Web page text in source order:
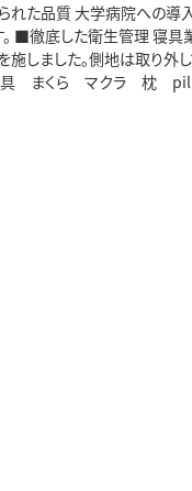
れた品質 大学病院への導
■徹底した衛生管理 寝具
施しました。側地は取り
ド☆ 寝具 まくら マクラ